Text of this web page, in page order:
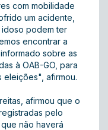
com mobilidade
um acidente,
idoso podem ter
encontrar a
sobre as
à OAB-GO, para
eleições", afirmou.
afirmou que o
pelo
não haverá